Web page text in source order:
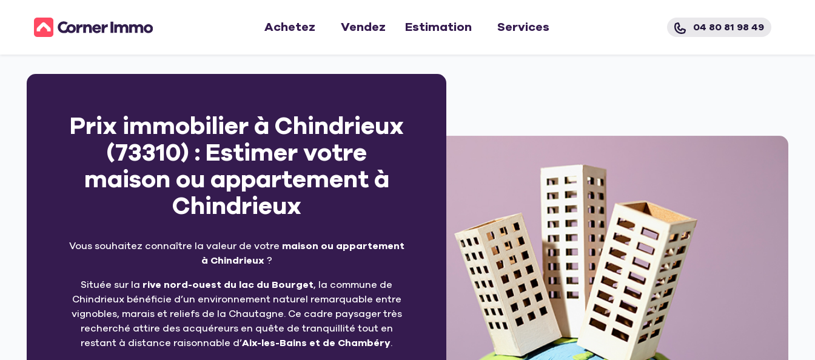
Achetez Vendez Estimation Services 04 80 81 98 49
Prix immobilier à Chindrieux
(73310) : Estimer votre
maison ou appartement à
Chindrieux
Vous souhaitez connaître la valeur de votre maison ou appartement
à Chindrieux ?
Située sur la rive nord-ouest du lac du Bourget, la commune de
Chindrieux bénéficie d’un environnement naturel remarquable entre
vignobles, marais et reliefs de la Chautagne. Ce cadre paysager très
recherché attire des acquéreurs en quête de tranquillité tout en
restant à distance raisonnable d’Aix-les-Bains et de Chambéry.